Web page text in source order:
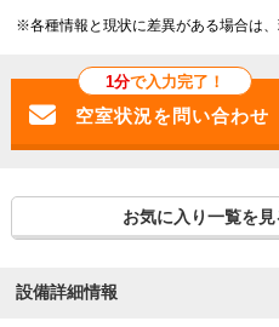
※各種情報と現状に差異がある場合は、
1分で入力完了！
お気に入り一覧を見
設備詳細情報